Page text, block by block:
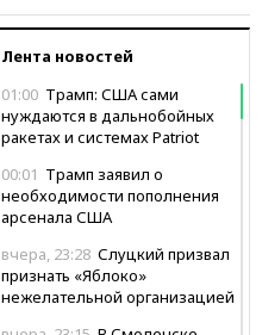
Лента новостей
01:00 Трамп: США сами
нуждаются в дальнобойных
ракетах и системах Patriot
00:01 Трамп заявил о
необходимости пополнения
арсенала США
вчера, 23:28 Слуцкий призвал
признать «Яблоко»
нежелательной организацией